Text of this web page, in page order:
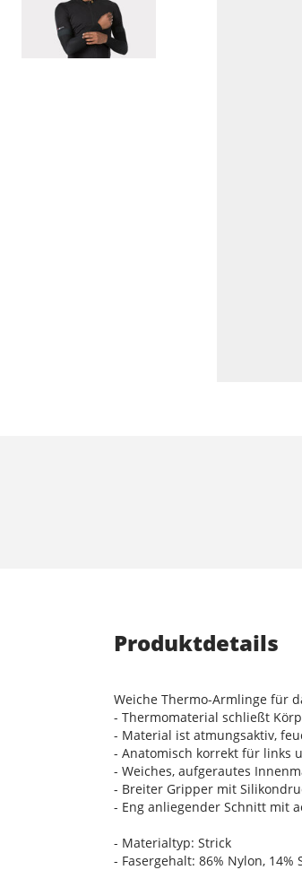
Produktdetails
Weiche Thermo-Armlinge für
- Thermomaterial schließt
- Material ist atmungsaktiv,
- Anatomisch korrekt für links
- Weiches, aufgerautes
- Breiter Gripper mit
- Eng anliegender Schnitt mit
- Materialtyp: Strick
- Fasergehalt: 86% Nylon, 14%